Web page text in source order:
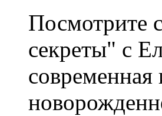
Посмотрите
секреты" с
современная